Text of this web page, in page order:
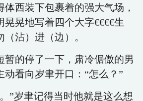
体西装下包裹着的强大气场，
晃晃地写着四个大字€€€€生
（沾）进（边）。
暂的停了一下，肃冷倨傲的男
动看向岁聿开口：“怎么？”
”岁聿记得当时他就是这么想